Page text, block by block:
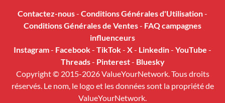
Contactez-nous- Conditions Générales d'Utilisation-
Conditions Générales de Ventes- FAQ campagnes
influenceurs
Instagram- Facebook- TikTok- X- Linkedin- YouTube -
Threads- Pinterest- Bluesky
Copyright © 2015-2026 ValueYourNetwork. Tous droits
réservés. Le nom, le logo et les données sont la propriété de
ValueYourNetwork.